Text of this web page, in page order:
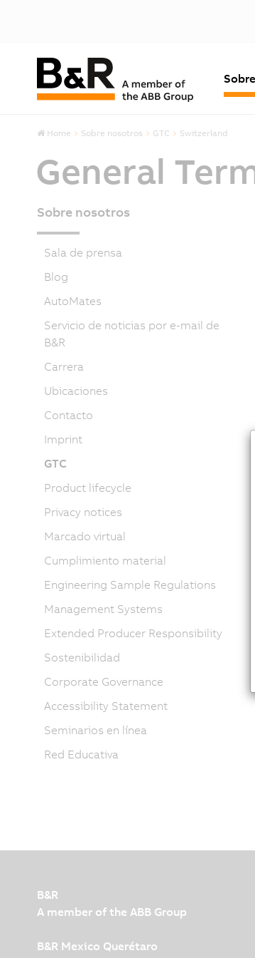
Home Sobre nosotros GTC Switzerland
General
Sobre nosotros
Sala de prensa
Blog
AutoMates
Servicio de noticias por e-mail de
B&R
Carrera
Ubicaciones
Contacto
Imprint
GTC
Product lifecycle
Privacy notices
Marcado virtual
Cumplimiento material
Engineering Sample Regulations
Management Systems
Extended Producer Responsibility
Sostenibilidad
Corporate Governance
Accessibility Statement
Seminarios en línea
Red Educativa
B&R
A member of the ABB Group
B&R Mexico Querétaro